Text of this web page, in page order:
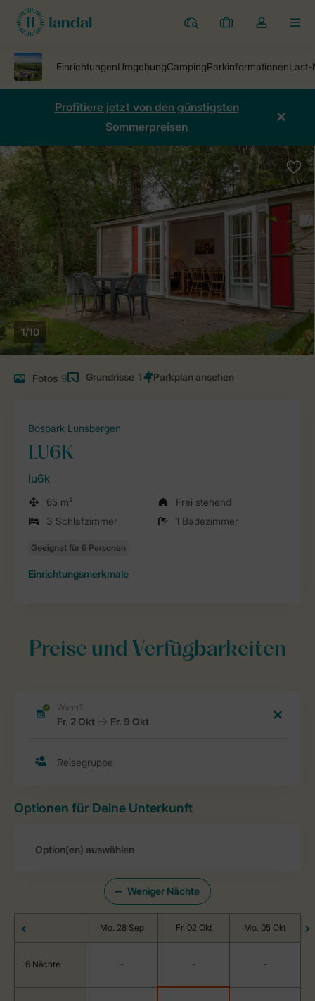
Ferienparks
Meine
Dropdown-
öffnen
Profitiere jetzt von den günstigsten
Sommerpreisen
1/10
Fotos 9 Grundrisse 1
Bospark Lunsbergen
LU6K
lu6k
65 m²
Frei stehend
3 Schlafzimmer
1 Badezimmer
Einrichtungsmerkmale
Preise und Verfügbarkeiten
Optionen für Deine Unterkunft
Weniger Nächte
Mo. 28 Sep Fr. 02 Okt Mo. 05 Okt
6 Nächte - - -